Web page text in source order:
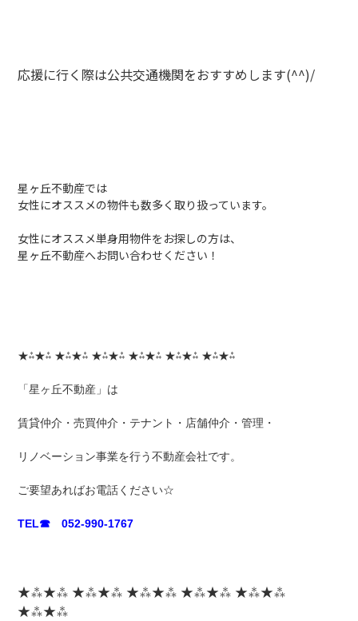
応援に行く際は公共交通機関をおすすめします(^^)/
星ヶ丘不動産では
女性にオススメの物件も数多く取り扱っています。
女性にオススメ単身用物件をお探しの方は、
星ヶ丘不動産へお問い合わせください！
★⁂★⁂ ★⁂★⁂ ★⁂★⁂ ★⁂★⁂ ★⁂★⁂ ★⁂★⁂
「星ヶ丘不動産」は
賃貸仲介・売買仲介・テナント・店舗仲介・管理・
リノベーション事業を行う不動産会社です。
ご要望あればお電話ください☆
TEL☎ 052-990-1767
★⁂★⁂ ★⁂★⁂ ★⁂★⁂ ★⁂★⁂ ★⁂★⁂
★⁂★⁂